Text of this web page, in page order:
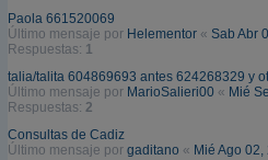
Paola 661520069
Último mensaje por Helementor « Sab Abr
Respuestas: 1
talia/talita 604869693 antes 624268329 y
Último mensaje por MarioSalieri00 « Mié
Respuestas: 2
Consultas de Cadiz
Último mensaje por gaditano « Mié Ago